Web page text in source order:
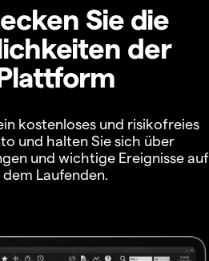
Sie die
der
kostenloses und risikofreies
und halten Sie sich über
und wichtige Ereignisse auf
dem Laufenden.